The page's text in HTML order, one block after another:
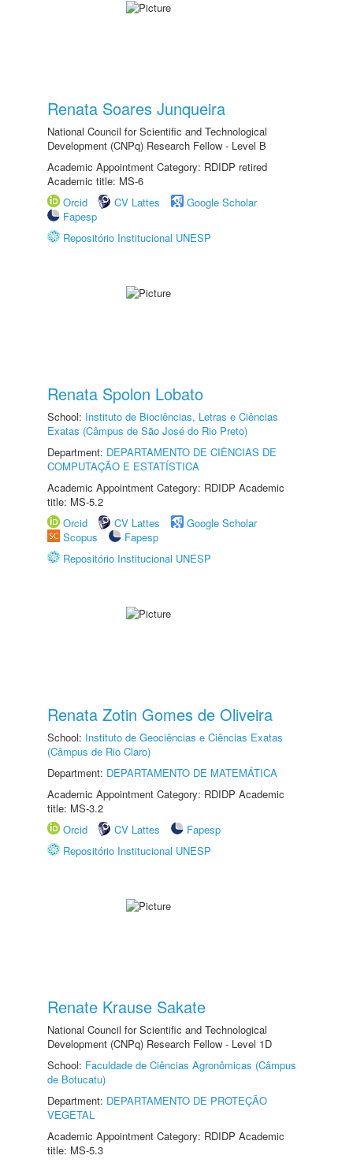
Renata Soares Junqueira
National Council for Scientific and Technological
Development (CNPq) Research Fellow - Level B
Academic Appointment Category: RDIDP retired
Academic title: MS-6
Orcid
CV Lattes
Google Scholar
Fapesp
Repositório Institucional UNESP
Renata Spolon Lobato
School: Instituto de Biociências, Letras e Ciências
Exatas (Câmpus de São José do Rio Preto)
Department: DEPARTAMENTO DE CIÊNCIAS DE
COMPUTAÇÃO E ESTATÍSTICA
Academic Appointment Category: RDIDP Academic
title: MS-5.2
Orcid
CV Lattes
Google Scholar
Scopus
Fapesp
Repositório Institucional UNESP
Renata Zotin Gomes de Oliveira
School: Instituto de Geociências e Ciências Exatas
(Câmpus de Rio Claro)
Department: DEPARTAMENTO DE MATEMÁTICA
Academic Appointment Category: RDIDP Academic
title: MS-3.2
Orcid
CV Lattes
Fapesp
Repositório Institucional UNESP
Renate Krause Sakate
National Council for Scientific and Technological
Development (CNPq) Research Fellow - Level 1D
School: Faculdade de Ciências Agronômicas (Câmpus
de Botucatu)
Department: DEPARTAMENTO DE PROTEÇÃO
VEGETAL
Academic Appointment Category: RDIDP Academic
title: MS-5.3